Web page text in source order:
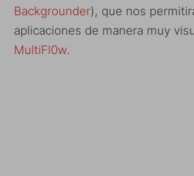
Backgrounder), que nos
aplicaciones de manera muy
MultiFl0w.